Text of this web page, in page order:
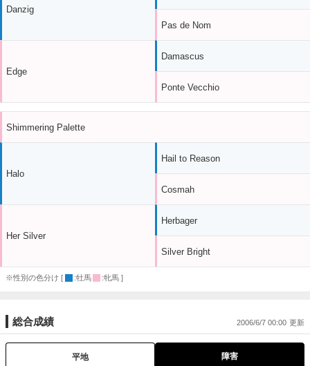
Danzig
Edge
Pas de Nom
Damascus
Ponte Vecchio
Shimmering Palette
Halo
Her Silver
Hail to Reason
Cosmah
Herbager
Silver Bright
※性別の色分け [ :牡馬 :牝馬 ]
総合成績 2006/6/7 00:00
平地 障害